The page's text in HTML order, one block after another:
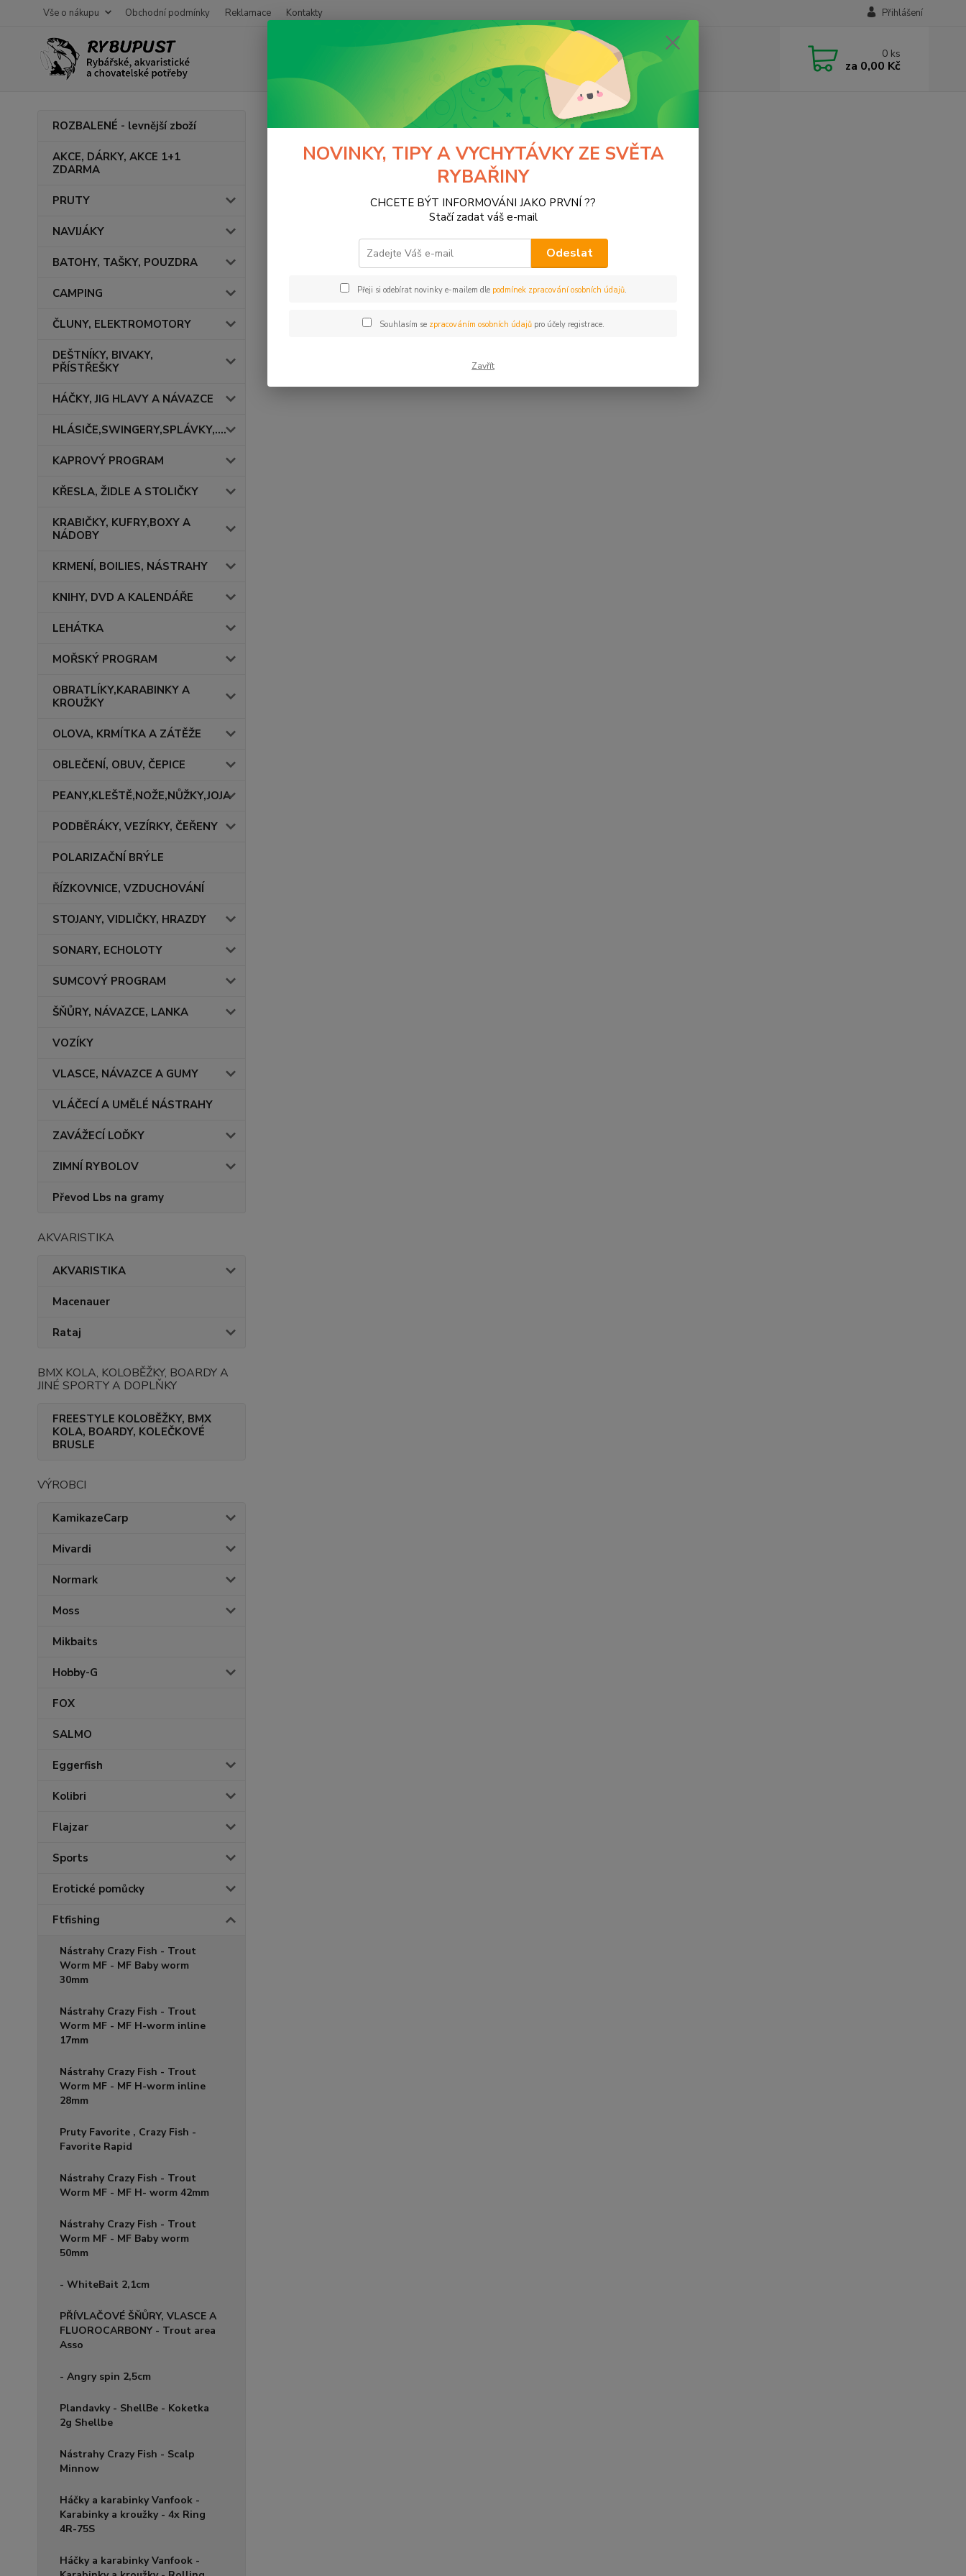
Vše o nákupu Obchodní podmínky Reklamace Kontakty Přihlášení
0 ks
za 0,00 Kč
ROZBALENÉ - levnější zboží
AKCE, DÁRKY, AKCE 1+1
ZDARMA
PRUTY
NAVIJÁKY
BATOHY, TAŠKY, POUZDRA
CAMPING
ČLUNY, ELEKTROMOTORY
DEŠTNÍKY, BIVAKY,
PŘÍSTŘEŠKY
HÁČKY, JIG HLAVY A NÁVAZCE
HLÁSIČE,SWINGERY,SPLÁVKY,....
KAPROVÝ PROGRAM
KŘESLA, ŽIDLE A STOLIČKY
KRABIČKY, KUFRY,BOXY A
NÁDOBY
KRMENÍ, BOILIES, NÁSTRAHY
KNIHY, DVD A KALENDÁŘE
LEHÁTKA
MOŘSKÝ PROGRAM
OBRATLÍKY,KARABINKY A
KROUŽKY
OLOVA, KRMÍTKA A ZÁTĚŽE
OBLEČENÍ, OBUV, ČEPICE
PEANY,KLEŠTĚ,NOŽE,NŮŽKY,JOJA
PODBĚRÁKY, VEZÍRKY, ČEŘENY
POLARIZAČNÍ BRÝLE
ŘÍZKOVNICE, VZDUCHOVÁNÍ
STOJANY, VIDLIČKY, HRAZDY
SONARY, ECHOLOTY
SUMCOVÝ PROGRAM
ŠŇŮRY, NÁVAZCE, LANKA
VOZÍKY
VLASCE, NÁVAZCE A GUMY
VLÁČECÍ A UMĚLÉ NÁSTRAHY
ZAVÁŽECÍ LOĎKY
ZIMNÍ RYBOLOV
Převod Lbs na gramy
AKVARISTIKA
AKVARISTIKA
Macenauer
Rataj
BMX KOLA, KOLOBĚŽKY, BOARDY A
JINÉ SPORTY A DOPLŇKY
FREESTYLE KOLOBĚŽKY, BMX
KOLA, BOARDY, KOLEČKOVÉ
BRUSLE
VÝROBCI
KamikazeCarp
Mivardi
Normark
Moss
Mikbaits
Hobby-G
FOX
SALMO
Eggerfish
Kolibri
Flajzar
Sports
Erotické pomůcky
Ftfishing
Nástrahy Crazy Fish - Trout
Worm MF - MF Baby worm
30mm
Nástrahy Crazy Fish - Trout
Worm MF - MF H-worm inline
17mm
Nástrahy Crazy Fish - Trout
Worm MF - MF H-worm inline
28mm
Pruty Favorite , Crazy Fish -
Favorite Rapid
Nástrahy Crazy Fish - Trout
Worm MF - MF H- worm 42mm
Nástrahy Crazy Fish - Trout
Worm MF - MF Baby worm
50mm
- WhiteBait 2,1cm
PŘÍVLAČOVÉ ŠŇŮRY, VLASCE A
FLUOROCARBONY - Trout area
Asso
- Angry spin 2,5cm
Plandavky - ShellBe - Koketka
2g Shellbe
Nástrahy Crazy Fish - Scalp
Minnow
Háčky a karabinky Vanfook -
Karabinky a kroužky - 4x Ring
4R-75S
Háčky a karabinky Vanfook -
Micro nástrahy - Polaris 4,5cm
Micro nástrahy - Polaris 4,5cm
NOVINKY, TIPY A VYCHYTÁVKY ZE SVĚTA
RYBAŘINY
CHCETE BÝT INFORMOVÁNI JAKO PRVNÍ ??
Stačí zadat váš e-mail
Odeslat
Přeji si odebírat novinky e-mailem dle podmínek zpracování osobních údajů.
Souhlasím se zpracováním osobních údajůpro účely registrace.
Zavřít